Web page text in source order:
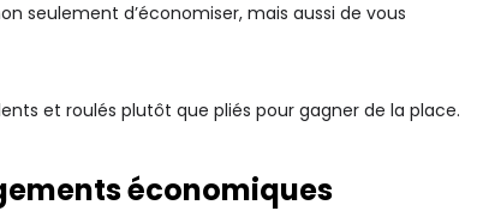
seulement d’économiser, mais aussi de vous
et roulés plutôt que pliés pour gagner de la place.
économiques